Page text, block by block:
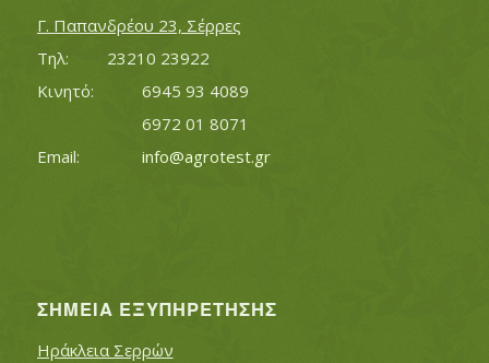
Γ. Παπανδρέου 23, Σέρρες
Τηλ:		23210 23922
Κινητό:		6945 93 4089
			6972 01 8071
info@agrotest.gr
ΣΗΜΕΊΑ ΕΞΥΠΗΡΈΤΗΣΗΣ
Ηράκλεια Σερρών